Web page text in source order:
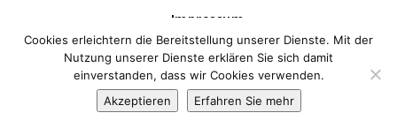
Impressum
Schutzkonzept
Cookies erleichtern die Bereitstellung unserer Dienste. Mit der
Nutzung unserer Dienste erklären Sie sich damit
einverstanden, dass wir Cookies verwenden.
Akzeptieren
Erfahren Sie mehr